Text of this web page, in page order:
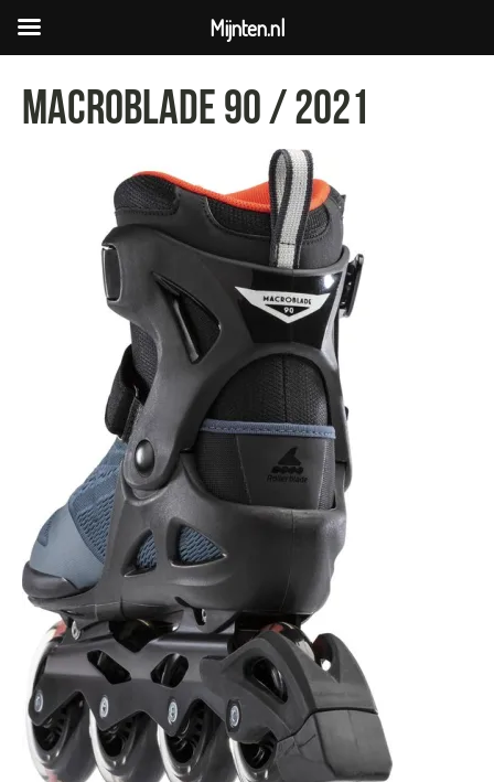
Macroblade 90 / 2021
Mijnten.nl